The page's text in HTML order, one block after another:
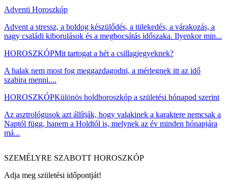
Adventi Horoszkóp
Advent a stressz, a boldog készülődés, a tülekedés, a várakozás, a
nagy családi kiborulások és a megbocsátás időszaka. Ilyenkor min...
HOROSZKÓPMit tartogat a hét a csillagjegyeknek?
A halak nem most fog meggazdagodni, a mérlegnek itt az idő
szabira menni....
HOROSZKÓPKülönös holdhoroszkóp a születési hónapod szerint
Az asztrológusok azt állítják, hogy valakinek a karaktere nemcsak a
Naptól függ, hanem a Holdtól is, melynek az év minden hónapjára
má...
SZEMÉLYRE SZABOTT HOROSZKÓP
Adja meg születési időpontját!